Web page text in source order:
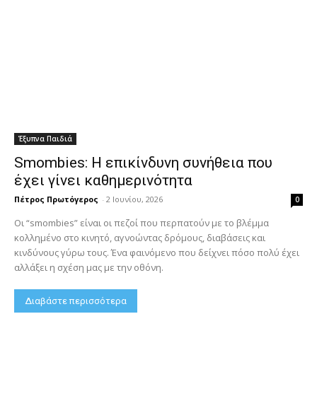
Έξυπνα Παιδιά
Smombies: Η επικίνδυνη συνήθεια που
έχει γίνει καθημερινότητα
Πέτρος Πρωτόγερος - 2 Ιουνίου, 2026 0
Οι “smombies” είναι οι πεζοί που περπατούν με το βλέμμα
κολλημένο στο κινητό, αγνοώντας δρόμους, διαβάσεις και
κινδύνους γύρω τους. Ένα φαινόμενο που δείχνει πόσο πολύ έχει
αλλάξει η σχέση μας με την οθόνη.
Διαβάστε περισσότερα